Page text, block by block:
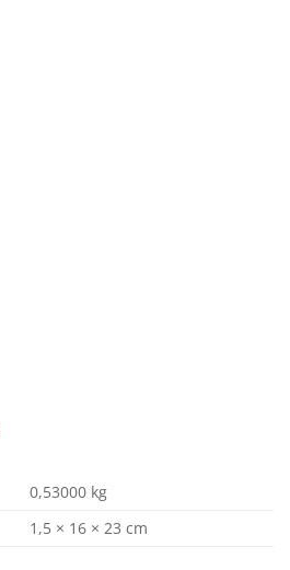
0,53000 kg
1,5 × 16 × 23 cm